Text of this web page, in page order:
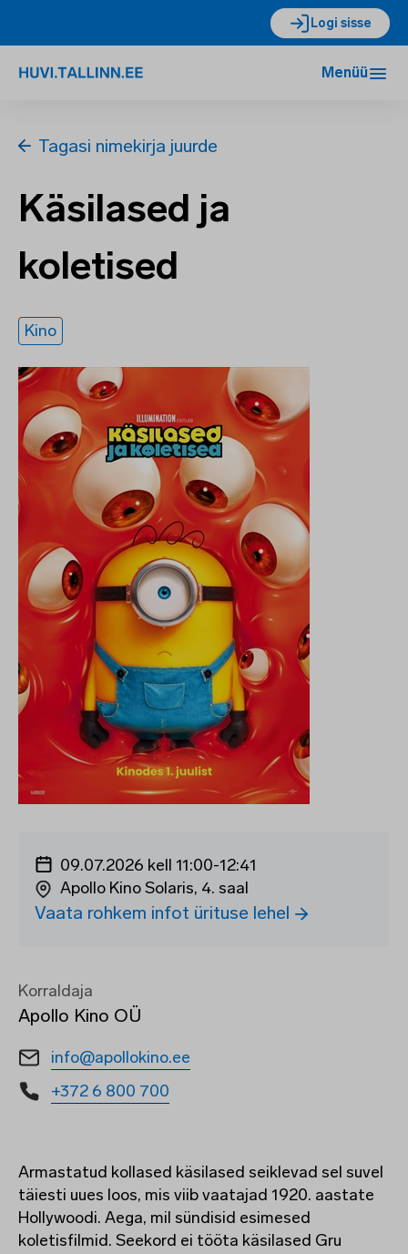
Logi sisse
Menüü
Tagasi nimekirja juurde
Käsilased ja
koletised
Kino
09.07.2026 kell 11:00-12:41
Apollo Kino Solaris, 4. saal
Vaata rohkem infot ürituse lehel
Korraldaja
Apollo Kino OÜ
info@apollokino.ee
+372 6 800 700
Armastatud kollased käsilased seiklevad sel suvel
täiesti uues loos, mis viib vaatajad 1920. aastate
Hollywoodi. Aega, mil sündisid esimesed
koletisfilmid. Seekord ei tööta käsilased Gru